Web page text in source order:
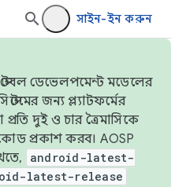
সাইন-ইন করুন
ডেভেলপমেন্ট মডেলের
জন্য প্ল্যাটফর্মের
দুই ও চার ত্রৈমাসিকে
প্রকাশ করব। AOSP
android-latest-
latest-release